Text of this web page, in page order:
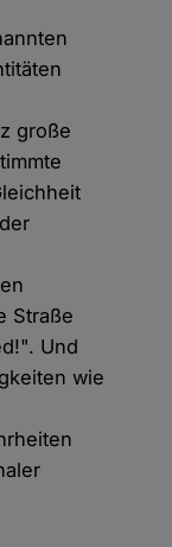
große
Straße
Und
wie